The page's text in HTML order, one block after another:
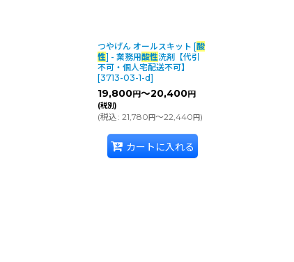
つやげん オールスキット [酸
性] - 業務用酸性洗剤【代引
不可・個人宅配送不可】
[3713-03-1-d]
19,800円～20,400円
(税別)
(税込: 21,780円～22,440円)
カートに入れる